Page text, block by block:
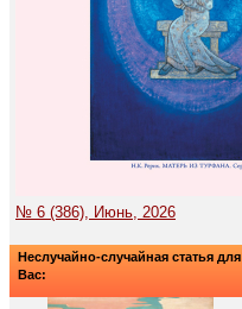
№ 6 (386), Июнь, 2026
Неслучайно-случайная статья для
Вас: